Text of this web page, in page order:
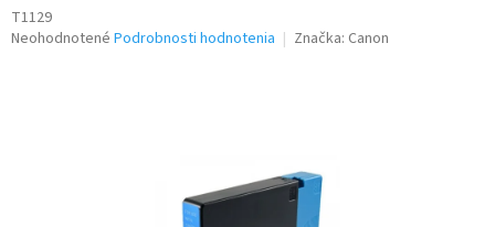
T1129
Priemerné
Neohodnotené Podrobnosti hodnotenia Značka: Canon